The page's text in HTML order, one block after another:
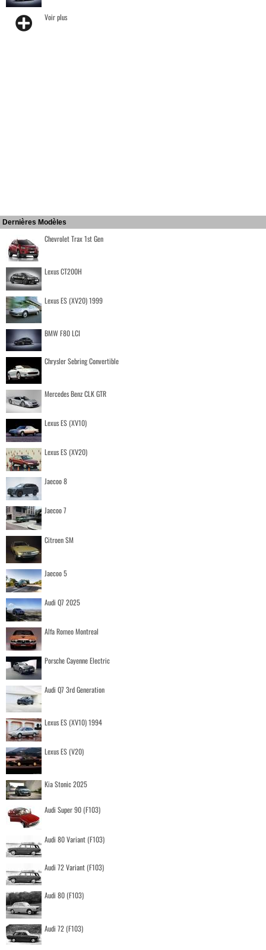
Voir plus
Dernières Modèles
Chevrolet Trax 1st Gen
Lexus CT200H
Lexus ES (XV20) 1999
BMW F80 LCI
Chrysler Sebring Convertible
Mercedes Benz CLK GTR
Lexus ES (XV10)
Lexus ES (XV20)
Jaecoo 8
Jaecoo 7
Citroen SM
Jaecoo 5
Audi Q7 2025
Alfa Romeo Montreal
Porsche Cayenne Electric
Audi Q7 3rd Generation
Lexus ES (XV10) 1994
Lexus ES (V20)
Kia Stonic 2025
Audi Super 90 (F103)
Audi 80 Variant (F103)
Audi 72 Variant (F103)
Audi 80 (F103)
Audi 72 (F103)